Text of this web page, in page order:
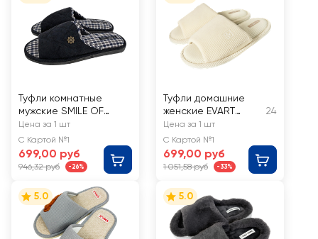
Туфли комнатные
мужские SMILE OF
MISTER открытые р.
40–47, Арт. А81-643
Цена за 1 шт
С Картой №1
699,00 руб
946,32 руб -26%
Туфли домашние
женские EVART
открытые р. 36–40,
Арт. Ж-23-173
24
Цена за 1 шт
С Картой №1
699,00 руб
1 051,58 руб -33%
5.0 5.0